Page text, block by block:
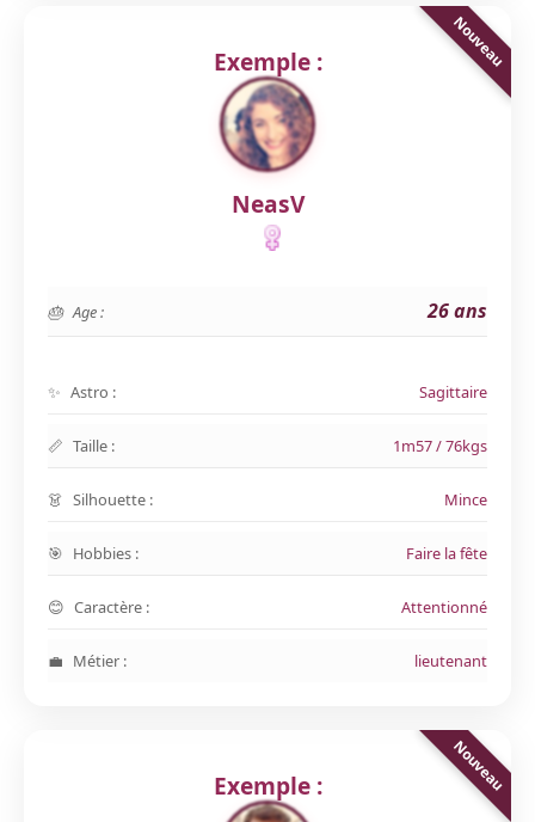
Exemple :
NeasV
Age : 26 ans
Astro : Sagittaire
Taille : 1m57 / 76kgs
Silhouette : Mince
Hobbies : Faire la fête
Caractère : Attentionné
Métier : lieutenant
Exemple :